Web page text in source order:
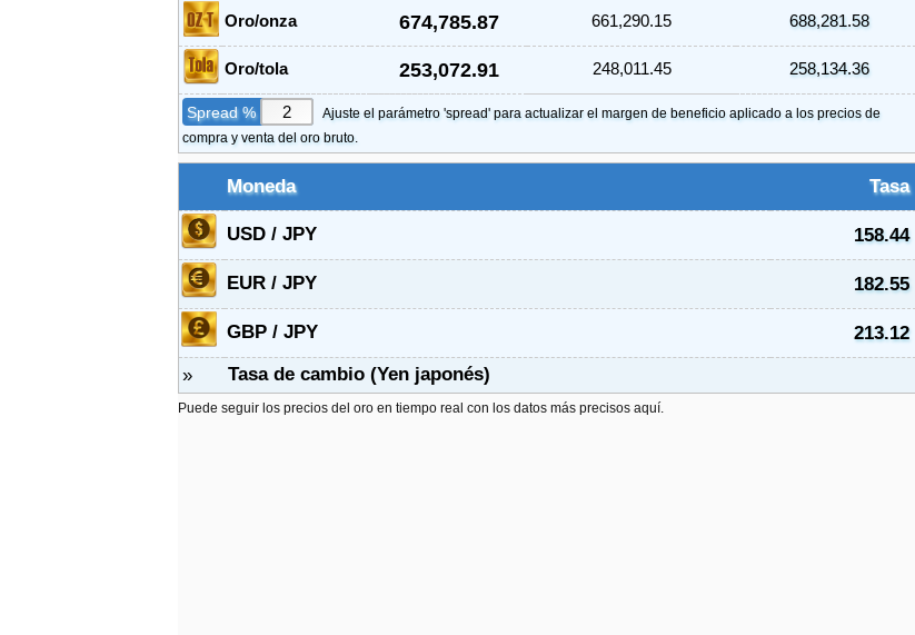
Oro/onza 674,785.87 661,290.15 688,281.58
Oro/tola 253,072.91 248,011.45 258,134.36
Spread %
Ajuste el parámetro 'spread' para actualizar el margen de beneficio aplicado a los precios de
compra y venta del oro bruto.
Moneda Tasa
USD / JPY 158.44
EUR / JPY 182.55
GBP / JPY
213.12
»
Tasa de cambio (Yen japonés)
Puede seguir los precios del oro en tiempo real con los datos más precisos aquí.